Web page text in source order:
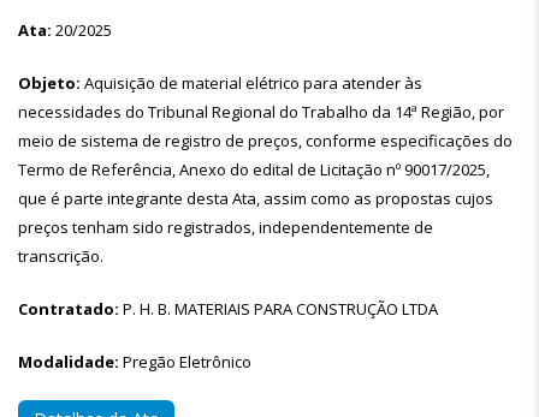
Ata: 20/2025
Objeto: Aquisição de material elétrico para atender às
necessidades do Tribunal Regional do Trabalho da 14ª Região, por
meio de sistema de registro de preços, conforme especificações do
Termo de Referência, Anexo do edital de Licitação nº 90017/2025,
que é parte integrante desta Ata, assim como as propostas cujos
preços tenham sido registrados, independentemente de
transcrição.
Contratado: P. H. B. MATERIAIS PARA CONSTRUÇÃO LTDA
Modalidade: Pregão Eletrônico